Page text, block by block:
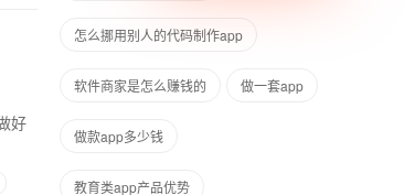
怎么挪用别人的代码制作app
软件商家是怎么赚钱的 做一套app
做款app多少钱
教育类app产品优势